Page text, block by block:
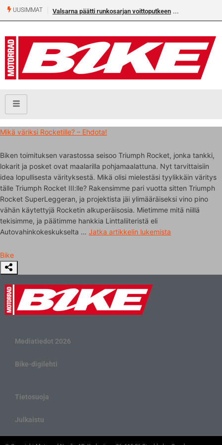
UUSIMMAT Valsarna päätti runkosarjan voittoputkeen
Mikä väriksi Rocketille? – Ehdota!
Biken toimituksen varastossa seisoo Triumph Rocket, jonka tankki,
lokarit ja posket ovat maalarilla pohjamaalattuna. Nyt tarvittaisiin
idea lopullisesta värityksestä. Mikä olisi mielestäsi tyylikkäin väritys
tälle Triumph Rocket III:lle? Rakensimme pari vuotta sitten Triumph
Rocket SuperLeggeran, ja projektista jäi ylimääräiseksi vino pino
vähän käytettyjä Rocketin alkuperäisosia. Mietimme mitä niillä
tekisimme, ja päätimme hankkia Linttaliiteristä eli
Autovahinkokeskukselta … Jatka artikkelin lukemista
Bike
Mediatiedot 2026
Bike-digilehti
Tietosuoja
Julkaistu